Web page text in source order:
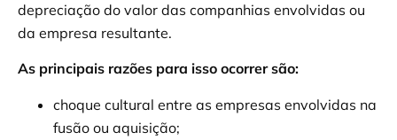
depreciação do valor das companhias envolvidas ou
da empresa resultante.
As principais razões para isso ocorrer são:
choque cultural entre as empresas envolvidas na
fusão ou aquisição;